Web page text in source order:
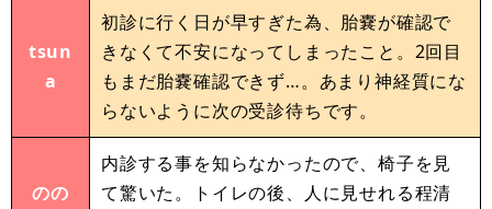
tsun
a
初診に行く日が早すぎた為、胎嚢が確認で
きなくて不安になってしまったこと。2回目
もまだ胎嚢確認できず…。あまり神経質にな
らないように次の受診待ちです。
のの
内診する事を知らなかったので、椅子を見
て驚いた。トイレの後、人に見せれる程清